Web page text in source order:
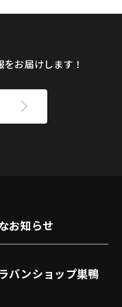
お届けします！
お知らせ
バンショップ巣鴨